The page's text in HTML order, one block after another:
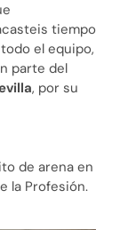
tiempo
el equipo,
parte del
, por su
de arena en
la Profesión.